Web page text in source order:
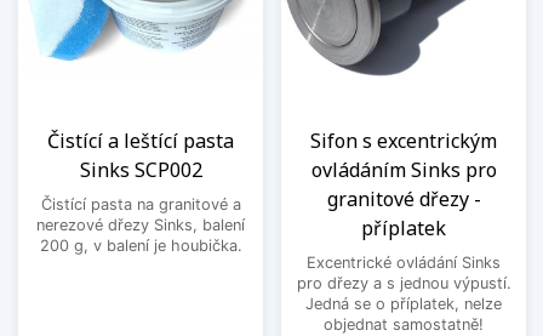
Čistící a leštící pasta
Sinks SCP002
Čistící pasta na granitové a
nerezové dřezy Sinks, balení
200 g, v balení je houbička.
Sifon s excentrickým
ovládáním Sinks pro
granitové dřezy -
příplatek
Excentrické ovládání Sinks
pro dřezy a s jednou výpustí.
Jedná se o příplatek, nelze
objednat samostatně!